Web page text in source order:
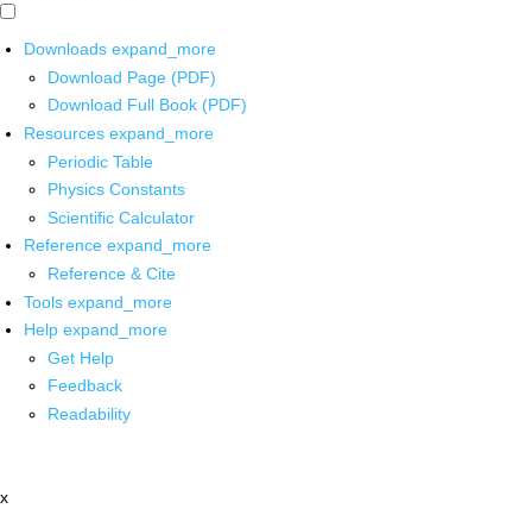
Downloads expand_more
Download Page (PDF)
Download Full Book (PDF)
Resources expand_more
Periodic Table
Physics Constants
Scientific Calculator
Reference expand_more
Reference & Cite
Tools expand_more
Help expand_more
Get Help
Feedback
Readability
x